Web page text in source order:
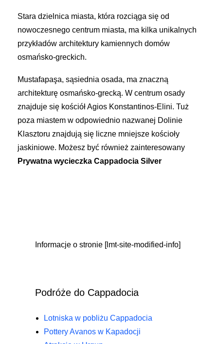
Stara dzielnica miasta, która rozciąga się od
nowoczesnego centrum miasta, ma kilka unikalnych
przykładów architektury kamiennych domów
osmańsko-greckich.
Mustafapaşa, sąsiednia osada, ma znaczną
architekturę osmańsko-grecką. W centrum osady
znajduje się kościół Agios Konstantinos-Elini. Tuż
poza miastem w odpowiednio nazwanej Dolinie
Klasztoru znajdują się liczne mniejsze kościoły
jaskiniowe. Możesz być również zainteresowany
Prywatna wycieczka Cappadocia Silver
Informacje o stronie [lmt-site-modified-info]
Podróże do Cappadocia
Lotniska w pobliżu Cappadocia
Pottery Avanos w Kapadocji